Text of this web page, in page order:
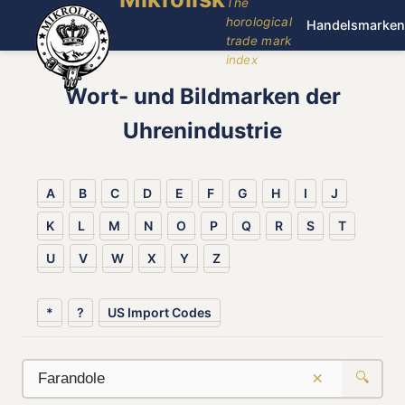
horological
trade mark
index
Handelsmarken
Wort- und Bildmarken der
Uhrenindustrie
A B C D E F G H I J
K L M N O P Q R S T
U V W X Y Z
* ? US Import Codes
× 🔍